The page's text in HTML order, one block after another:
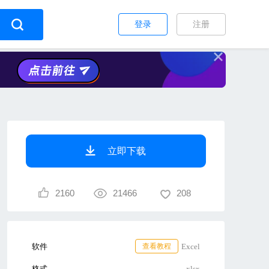
注册
登录
立即下载
2160 21466 208
软件 Excel
查看教程